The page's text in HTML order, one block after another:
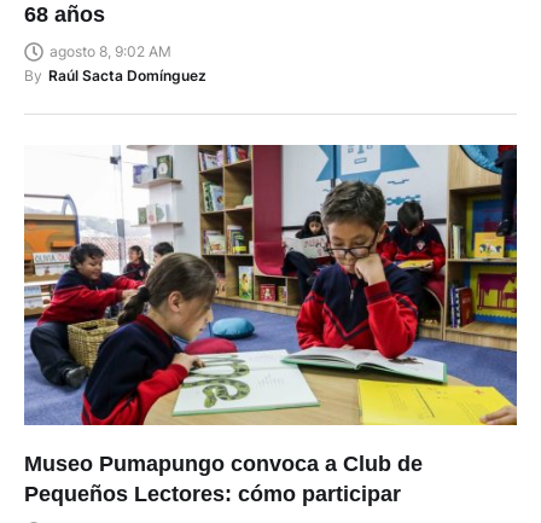
68 años
agosto 8, 9:02 AM
By Raúl Sacta Domínguez
Museo Pumapungo convoca a Club de
Pequeños Lectores: cómo participar